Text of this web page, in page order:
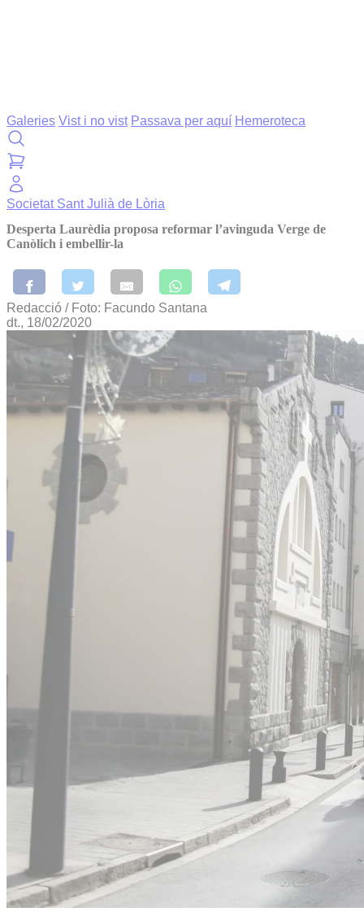
Galeries Vist i no vist Passava per aquí Hemeroteca
Societat Sant Julià de Lòria
Desperta Laurèdia proposa reformar l’avinguda Verge de
Canòlich i embellir-la
Redacció / Foto: Facundo Santana
dt., 18/02/2020